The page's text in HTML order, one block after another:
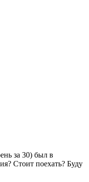
за 30) был в
Стоит поехать? Буду